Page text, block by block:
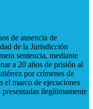
de ausencia de
de la Jurisdicción
sentencia, mediante
a 20 años de prisión al
por crímenes de
el marco de ejecuciones
ilegítimamente